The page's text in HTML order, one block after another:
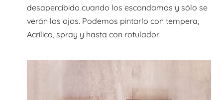
desapercibido cuando los escondamos y sólo se
verán los ojos. Podemos pintarlo con tempera,
Acrílico, spray y hasta con rotulador.